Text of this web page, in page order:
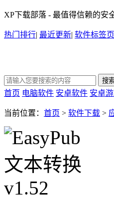
XP下载部落 - 最值得信赖的安
热门排行| 最近更新| 软件标签页
首页 电脑软件 安卓软件 安卓
当前位置： 首页 > 软件下载 >